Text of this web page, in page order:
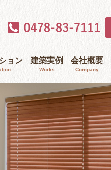
ョン 建築実例
Works
会社概要
Company